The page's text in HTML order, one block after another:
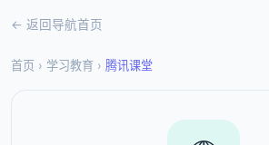
← 返回导航首页
首页 › 学习教育 › 腾讯课堂